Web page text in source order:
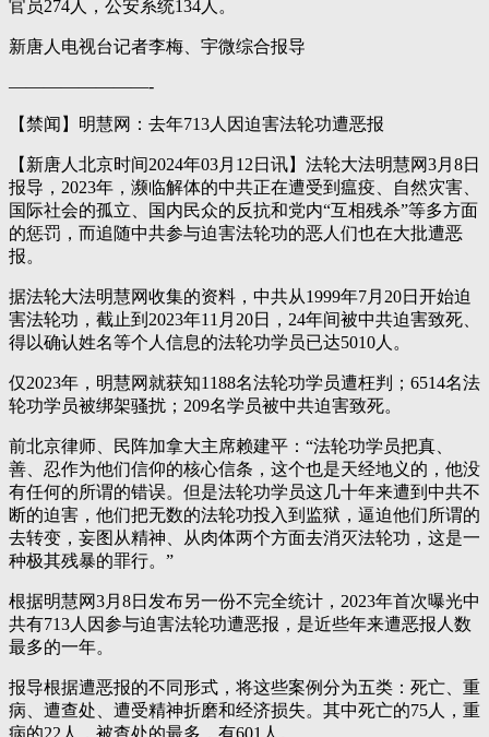
官员274人，公安系统134人。
新唐人电视台记者李梅、宇微综合报导
————————-
【禁闻】明慧网：去年713人因迫害法轮功遭恶报
【新唐人北京时间2024年03月12日讯】法轮大法明慧网3月8日
报导，2023年，濒临解体的中共正在遭受到瘟疫、自然灾害、
国际社会的孤立、国内民众的反抗和党内“互相残杀”等多方面
的惩罚，而追随中共参与迫害法轮功的恶人们也在大批遭恶
报。
据法轮大法明慧网收集的资料，中共从1999年7月20日开始迫
害法轮功，截止到2023年11月20日，24年间被中共迫害致死、
得以确认姓名等个人信息的法轮功学员已达5010人。
仅2023年，明慧网就获知1188名法轮功学员遭枉判；6514名法
轮功学员被绑架骚扰；209名学员被中共迫害致死。
前北京律师、民阵加拿大主席赖建平：“法轮功学员把真、
善、忍作为他们信仰的核心信条，这个也是天经地义的，他没
有任何的所谓的错误。但是法轮功学员这几十年来遭到中共不
断的迫害，他们把无数的法轮功投入到监狱，逼迫他们所谓的
去转变，妄图从精神、从肉体两个方面去消灭法轮功，这是一
种极其残暴的罪行。”
根据明慧网3月8日发布另一份不完全统计，2023年首次曝光中
共有713人因参与迫害法轮功遭恶报，是近些年来遭恶报人数
最多的一年。
报导根据遭恶报的不同形式，将这些案例分为五类：死亡、重
病、遭查处、遭受精神折磨和经济损失。其中死亡的75人，重
病的22人，被查处的最多，有601人。